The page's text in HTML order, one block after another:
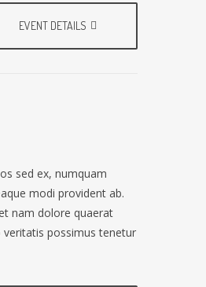
EVENT DETAILS
sed ex, numquam
modi provident ab.
nam dolore quaerat
possimus tenetur